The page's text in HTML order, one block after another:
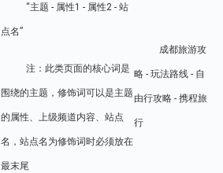
“主题 - 属性1 - 属性2 - 站
点名”
注：此类页面的核心词是
围绕的主题，修饰词可以是主题
的属性、上级频道内容、站点
名，站点名为修饰词时必须放在
最末尾
成都旅游攻
略 - 玩法路线 - 自
由行攻略 - 携程旅
行